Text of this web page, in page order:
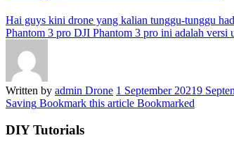
Hai guys kini drone yang kalian tunggu-tunggu
Phantom 3 pro DJI Phantom 3 pro ini adalah
Written by admin Drone 1 September 20219
Saving Bookmark this article Bookmarked
DIY Tutorials